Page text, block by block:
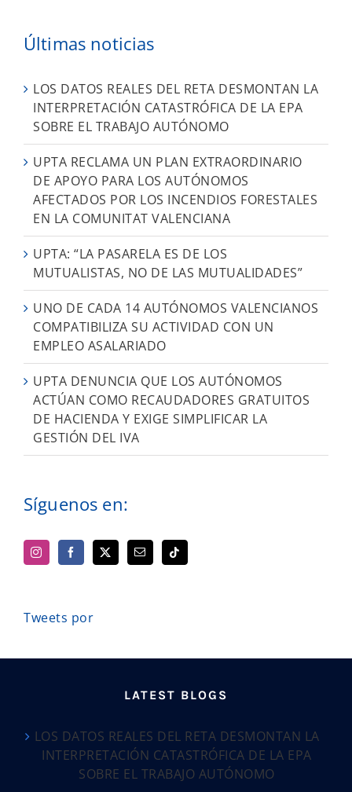
Últimas noticias
LOS DATOS REALES DEL RETA DESMONTAN LA
INTERPRETACIÓN CATASTRÓFICA DE LA EPA
SOBRE EL TRABAJO AUTÓNOMO
UPTA RECLAMA UN PLAN EXTRAORDINARIO
DE APOYO PARA LOS AUTÓNOMOS
AFECTADOS POR LOS INCENDIOS FORESTALES
EN LA COMUNITAT VALENCIANA
UPTA: “LA PASARELA ES DE LOS
MUTUALISTAS, NO DE LAS MUTUALIDADES”
UNO DE CADA 14 AUTÓNOMOS VALENCIANOS
COMPATIBILIZA SU ACTIVIDAD CON UN
EMPLEO ASALARIADO
UPTA DENUNCIA QUE LOS AUTÓNOMOS
ACTÚAN COMO RECAUDADORES GRATUITOS
DE HACIENDA Y EXIGE SIMPLIFICAR LA
GESTIÓN DEL IVA
Síguenos en:
Tweets por
LATEST BLOGS
LOS DATOS REALES DEL RETA DESMONTAN LA
INTERPRETACIÓN CATASTRÓFICA DE LA EPA
SOBRE EL TRABAJO AUTÓNOMO